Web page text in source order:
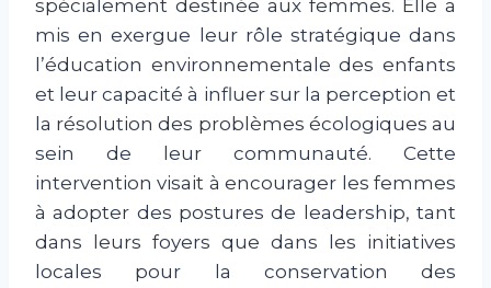
spécialement destinée aux femmes. Elle a
mis en exergue leur rôle stratégique dans
l’éducation environnementale des enfants
et leur capacité à influer sur la perception et
la résolution des problèmes écologiques au
sein de leur communauté. Cette
intervention visait à encourager les femmes
à adopter des postures de leadership, tant
dans leurs foyers que dans les initiatives
locales pour la conservation des